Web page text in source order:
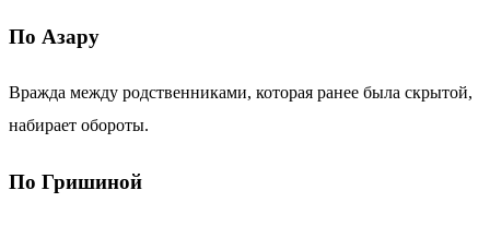
По Азару
Вражда между родственниками, которая ранее была скрытой,
набирает обороты.
По Гришиной